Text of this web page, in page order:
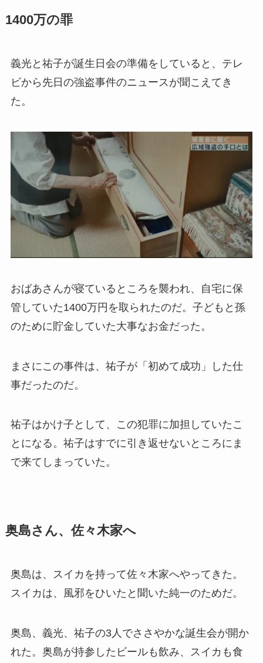
1400万の罪
義光と祐子が誕生日会の準備をしていると、テレ
ビから先日の強盗事件のニュースが聞こえてき
た。
おばあさんが寝ているところを襲われ、自宅に保
管していた1400万円を取られたのだ。子どもと孫
のために貯金していた大事なお金だった。
まさにこの事件は、祐子が「初めて成功」した仕
事だったのだ。
祐子はかけ子として、この犯罪に加担していたこ
とになる。祐子はすでに引き返せないところにま
で来てしまっていた。
奥島さん、佐々木家へ
奥島は、スイカを持って佐々木家へやってきた。
スイカは、風邪をひいたと聞いた純一のためだ。
奥島、義光、祐子の3人でささやかな誕生会が開か
れた。奥島が持参したビールも飲み、スイカも食